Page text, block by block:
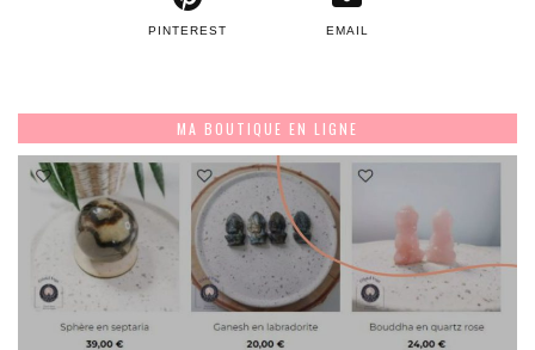
PINTEREST EMAIL
MA BOUTIQUE EN LIGNE